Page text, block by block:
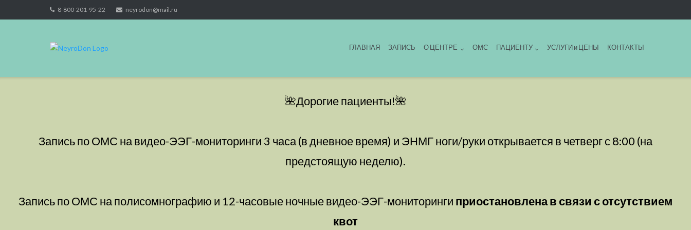
to
8-800-201-95-22 neyrodon@mail.ru
ГЛАВНАЯ ЗАПИСЬ О ЦЕНТРЕ ОМС ПАЦИЕНТУ УСЛУГИ и ЦЕНЫ КОНТАКТЫ
🌺Дорогие пациенты!🌺
Запись по ОМС на видео-ЭЭГ-мониторинги 3 часа (в дневное время) и ЭНМГ ноги/руки открывается в четверг с 8:00 (на
предстоящую неделю).
Запись по ОМС на полисомнографию и 12-часовые ночные видео-ЭЭГ-мониторинги приостановлена в связи с отсутствием
квот